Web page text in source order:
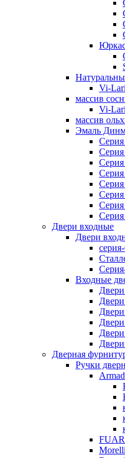
Vi-
массив
Vi-
массив
Эмаль
Двери входные
Двери
Входные
Дверная
Ручки
Morelli